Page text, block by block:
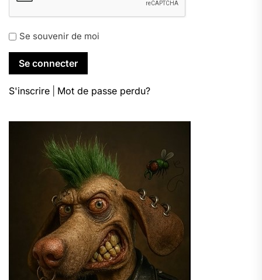
Se souvenir de moi
S'inscrire Mot de passe perdu?